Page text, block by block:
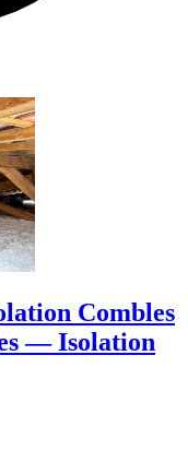
Combles
— Isolation